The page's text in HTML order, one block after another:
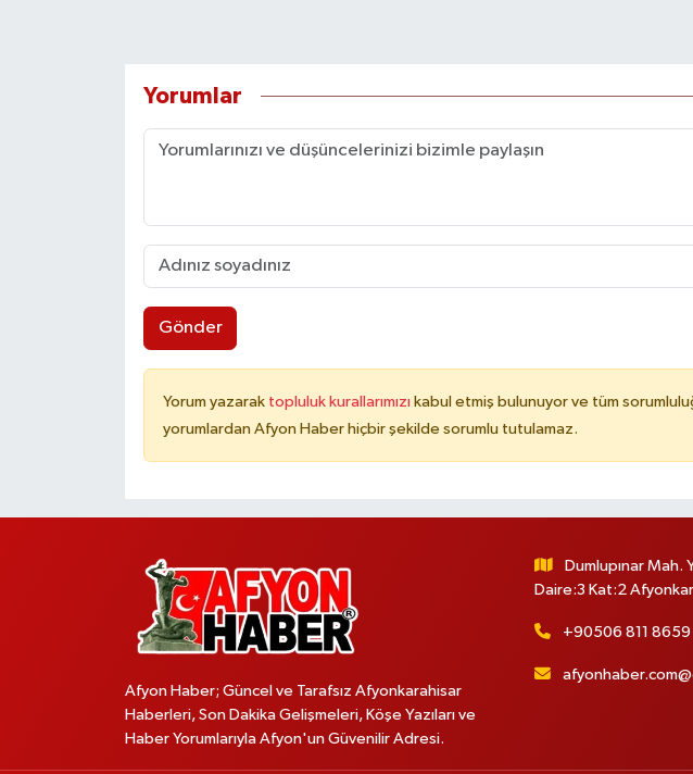
Yorumlar
Gönder
Yorum yazarak topluluk kurallarımızı kabul etmiş bulunuyor ve tüm
yorumlardan Afyon Haber hiçbir şekilde sorumlu tutulamaz.
Afyon Haber; Güncel ve Tarafsız Afyonkarahisar
Haberleri, Son Dakika Gelişmeleri, Köşe Yazıları ve
Haber Yorumlarıyla Afyon'un Güvenilir Adresi.
Dumlupınar Mah.
Daire:3 Kat:2
+90506 811 8659